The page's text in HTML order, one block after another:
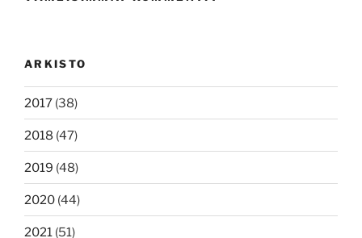
ARKISTO
2017 (38)
2018 (47)
2019 (48)
2020 (44)
2021 (51)